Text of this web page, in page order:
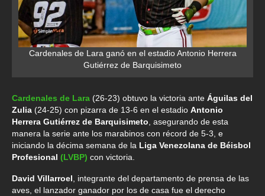
Cardenales de Lara ganó en el estadio Antonio Herrera
Gutiérrez de Barquisimeto
Cardenales de Lara (26-23) obtuvo la victoria ante Águilas del
Zulia (24-25) con pizarra de 13-6 en el estadio Antonio
Herrera Gutiérrez de Barquisimeto , asegurando de esta
manera la serie ante los marabinos con récord de 5-3, e
iniciando la décima semana de la Liga Venezolana de Béisbol
Profesional (LVBP) con victoria.
David Villarroel , integrante del departamento de prensa de las
aves, el lanzador ganador por los de casa fue el derecho